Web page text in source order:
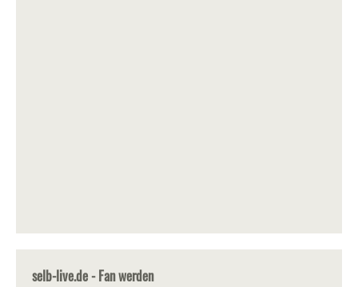
selb-live.de - Fan werden